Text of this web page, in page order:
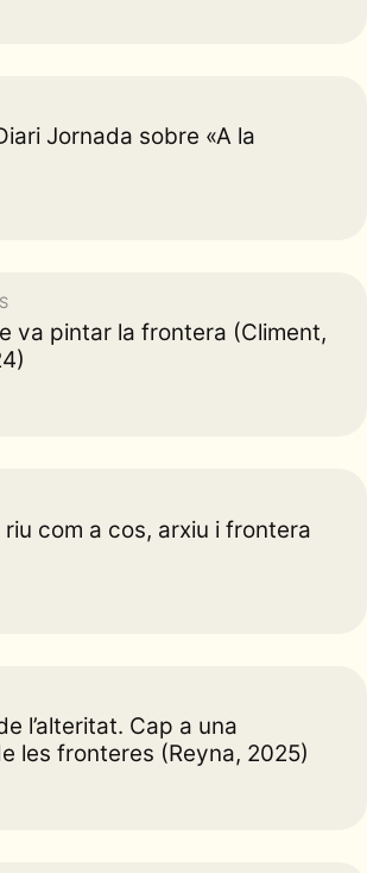
Jornada sobre «A la
va pintar la frontera (Climent,
riu com a cos, arxiu i frontera
l’alteritat. Cap a una
les fronteres (Reyna, 2025)